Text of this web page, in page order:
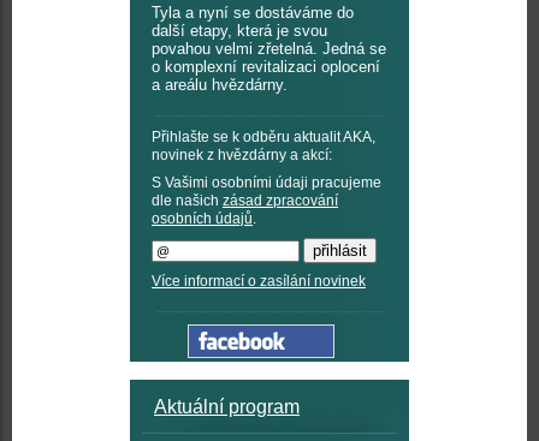
Tyla a nyní se dostáváme do
další etapy, která je svou
povahou velmi zřetelná. Jedná se
o komplexní revitalizaci oplocení
a areálu hvězdárny.
Přihlašte se k odběru aktualit AKA,
novinek z hvězdárny a akcí:
S Vašimi osobními údaji pracujeme
dle našich zásad zpracování
osobních údajů.
Více informací o zasílání novinek
Aktuální program